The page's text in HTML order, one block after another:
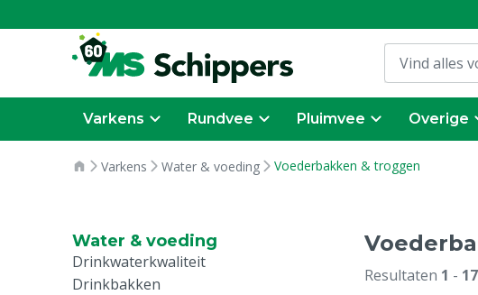
Varkens Rundvee Pluimvee Overige
Varkens Water & voeding Voederbakken & troggen
Water & voeding
Drinkwaterkwaliteit
Drinkbakken
Resultaten 1 - 17